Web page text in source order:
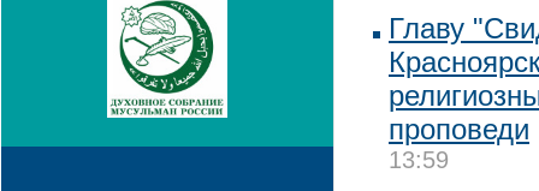
Главу
проповеди
13:59